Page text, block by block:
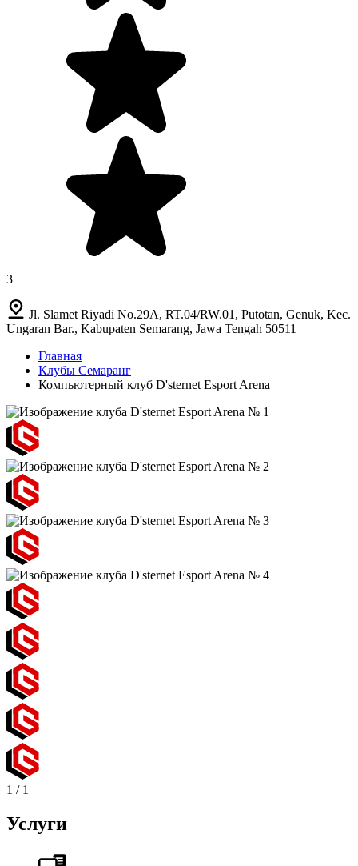
3
Jl. Slamet Riyadi No.29A, RT.04/RW.01, Putotan, Genuk, Kec.
Ungaran Bar., Kabupaten Semarang, Jawa Tengah 50511
Главная
Клубы Семаранг
Компьютерный клуб D'sternet Esport Arena
1 / 1
Услуги